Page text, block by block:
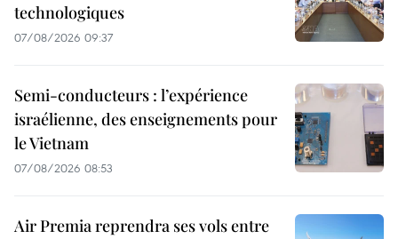
technologiques
07/08/2026 09:37
Semi-conducteurs : l’expérience
israélienne, des enseignements pour
le Vietnam
07/08/2026 08:53
Air Premia reprendra ses vols entre